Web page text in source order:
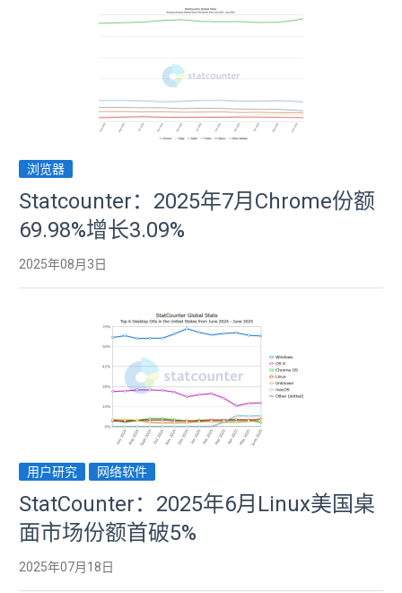
浏览器
Statcounter：2025年7月Chrome份额
69.98%增长3.09%
2025年08月3日
用户研究 网络软件
StatCounter：2025年6月Linux美国桌
面市场份额首破5%
2025年07月18日